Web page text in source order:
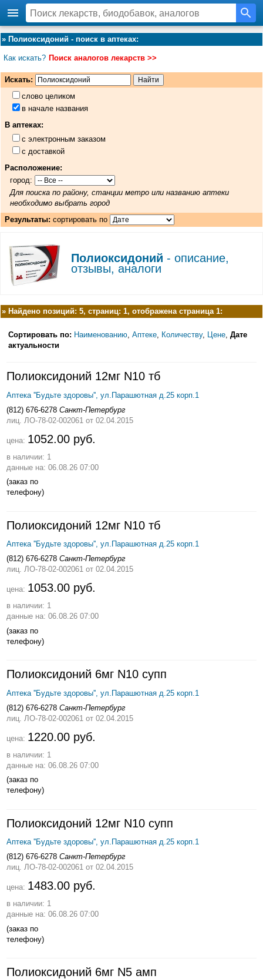
» Полиоксидоний - поиск в аптеках:
Как искать? Поиск аналогов лекарств >>
Искать:
слово целиком
в начале названия
В аптеках:
с электронным заказом
с доставкой
Расположение:
город:
Для поиска по району, станции метро или названию аптеки
необходимо выбрать город
Результаты: сортировать по
Полиоксидоний - описание,
отзывы, аналоги
» Найдено позиций: 5, страниц: 1, отображена страница 1:
Сортировать по: Наименованию Аптеке Количеству, Цене Дате
актуальности
Полиоксидоний 12мг N10 тб
Аптека ''Будьте здоровы'', ул.Парашютная д.25 корп.1
(812) 676-6278 Санкт-Петербург
лиц. ЛО-78-02-002061 от 02.04.2015
цена: 1052.00 руб.
в наличии: 1
данные на: 06.08.26 07:00
(заказ по
телефону)
Полиоксидоний 12мг N10 тб
Аптека ''Будьте здоровы'', ул.Парашютная д.25 корп.1
(812) 676-6278 Санкт-Петербург
лиц. ЛО-78-02-002061 от 02.04.2015
цена: 1053.00 руб.
в наличии: 1
данные на: 06.08.26 07:00
(заказ по
телефону)
Полиоксидоний 6мг N10 супп
Аптека ''Будьте здоровы'', ул.Парашютная д.25 корп.1
(812) 676-6278 Санкт-Петербург
лиц. ЛО-78-02-002061 от 02.04.2015
цена: 1220.00 руб.
в наличии: 1
данные на: 06.08.26 07:00
(заказ по
телефону)
Полиоксидоний 12мг N10 супп
Аптека ''Будьте здоровы'', ул.Парашютная д.25 корп.1
(812) 676-6278 Санкт-Петербург
лиц. ЛО-78-02-002061 от 02.04.2015
цена: 1483.00 руб.
в наличии: 1
данные на: 06.08.26 07:00
(заказ по
телефону)
Полиоксидоний 6мг N5 амп